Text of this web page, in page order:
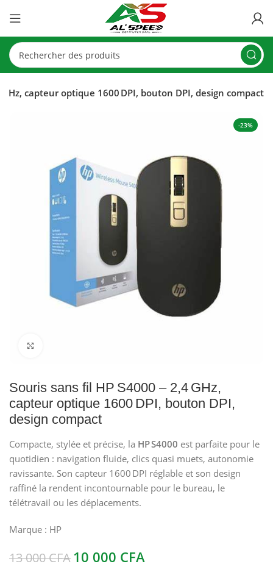
GHz, capteur optique 1600 DPI, bouton DPI, design compact
-23%
Souris sans fil HP S4000 – 2,4 GHz,
capteur optique 1600 DPI, bouton DPI,
design compact
Compacte, stylée et précise, la HP S4000 est parfaite pour le
quotidien : navigation fluide, clics quasi muets, autonomie
ravissante. Son capteur 1600 DPI réglable et son design
raffiné la rendent incontournable pour le bureau, le
télétravail ou les déplacements.
Marque : HP
13 000CFA10 000 CFA